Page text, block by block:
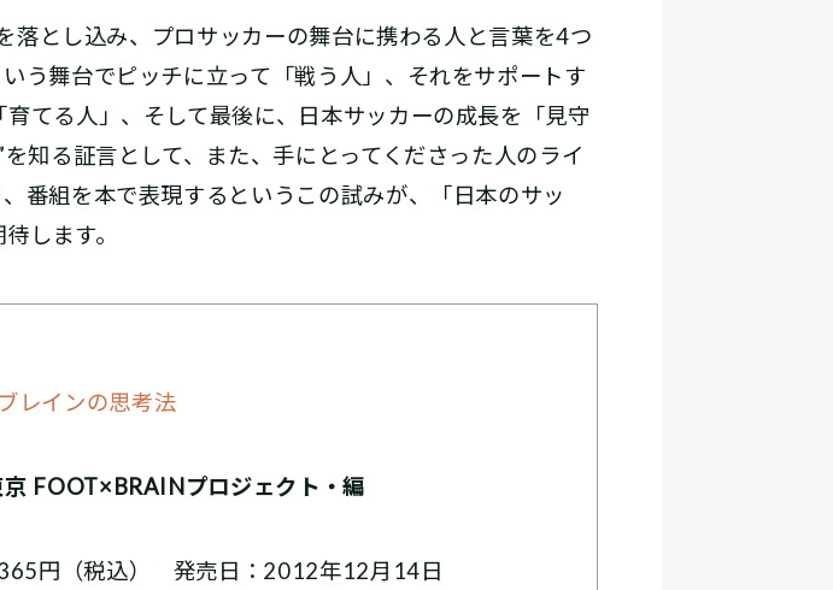
とし込み、プロサッカーの舞台に携わる人と言葉を4つ
う舞台でピッチに立って「戦う人」、それをサポートす
てる人」、そして最後に、日本サッカーの成長を「見守
知る証言として、また、手にとってくださった人のライ
番組を本で表現するというこの試みが、「日本のサッ
します。
レインの思考法
京 FOOT×BRAINプロジェクト・編
円（税込） 発売日：2012年12月14日